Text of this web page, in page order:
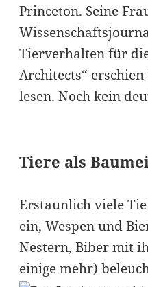
Princeton. Seine
Tierverhalten für
Architects“
lesen. Noch kein
Tiere als
Erstaunlich viele
ein, Wespen und
Nestern, Biber mit
einige mehr)